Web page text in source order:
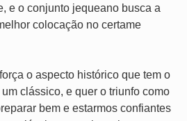
e o conjunto jequeano busca a
colocação no certame
o aspecto histórico que tem o
clássico, e quer o triunfo como
bem e estarmos confiantes